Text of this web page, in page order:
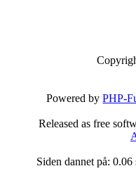
Powered byPHP-
Released as free
Siden dannet på: